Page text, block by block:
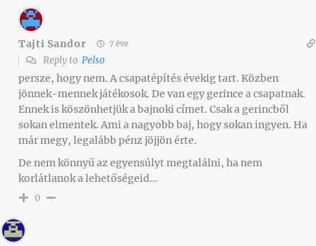
Tajti Sandor 7 éve
Reply to Pelso
persze, hogy nem. A csapatépítés évekig tart. Közben
jönnek-mennek játékosok. De van egy gerince a csapatnak.
Ennek is köszönhetjük a bajnoki címet. Csak a gerincből
sokan elmentek. Ami a nagyobb baj, hogy sokan ingyen. Ha
már megy, legalább pénz jöjjön érte.
De nem könnyű az egyensúlyt megtalálni, ha nem
korlátlanok a lehetőségeid…
0